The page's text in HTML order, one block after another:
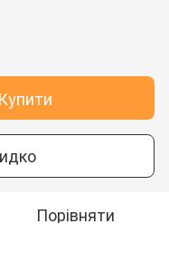
Купити
Порівняти